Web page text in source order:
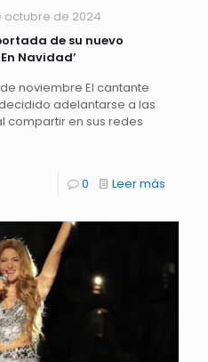
octubre de 2024
de su nuevo
Navidad’
noviembre El cantante
adelantarse a las
compartir en sus redes
0 Leer más